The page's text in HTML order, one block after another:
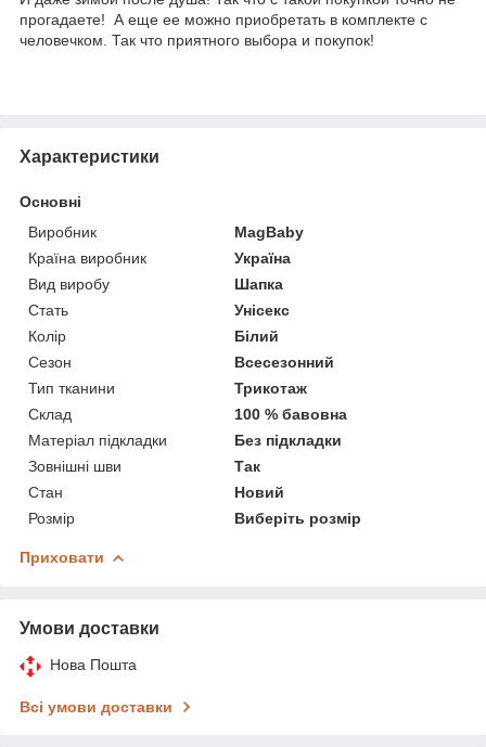
прогадаете! А еще ее можно приобретать в комплекте с
человечком. Так что приятного выбора и покупок!
Характеристики
Основні
Виробник
MagBaby
Країна виробник
Україна
Вид виробу
Шапка
Стать
Унісекс
Колір
Білий
Сезон
Всесезонний
Тип тканини
Трикотаж
Склад
100 % бавовна
Матеріал підкладки
Без підкладки
Зовнішні шви
Так
Стан
Новий
Розмір
Виберіть розмір
Приховати
Умови доставки
Нова Пошта
Всі умови доставки